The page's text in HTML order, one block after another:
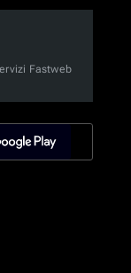
Fastweb